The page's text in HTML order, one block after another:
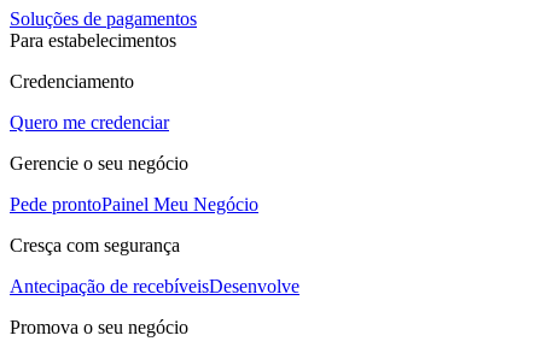
Soluções de pagamentos
Para estabelecimentos
Credenciamento
Quero me credenciar
Gerencie o seu negócio
Pede prontoPainel Meu Negócio
Cresça com segurança
Antecipação de recebíveisDesenvolve
Promova o seu negócio